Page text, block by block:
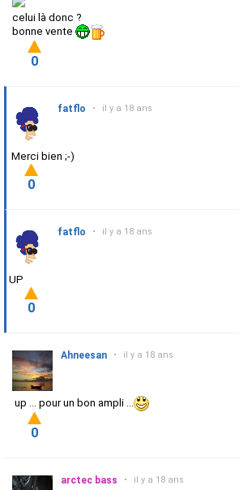
celui là donc ?
bonne vente
0
fatflo • il y a 18 ans
Merci bien ;-)
0
fatflo • il y a 18 ans
UP
0
Ahneesan • il y a 18 ans
up ... pour un bon ampli ...
0
arctec bass • il y a 18 ans